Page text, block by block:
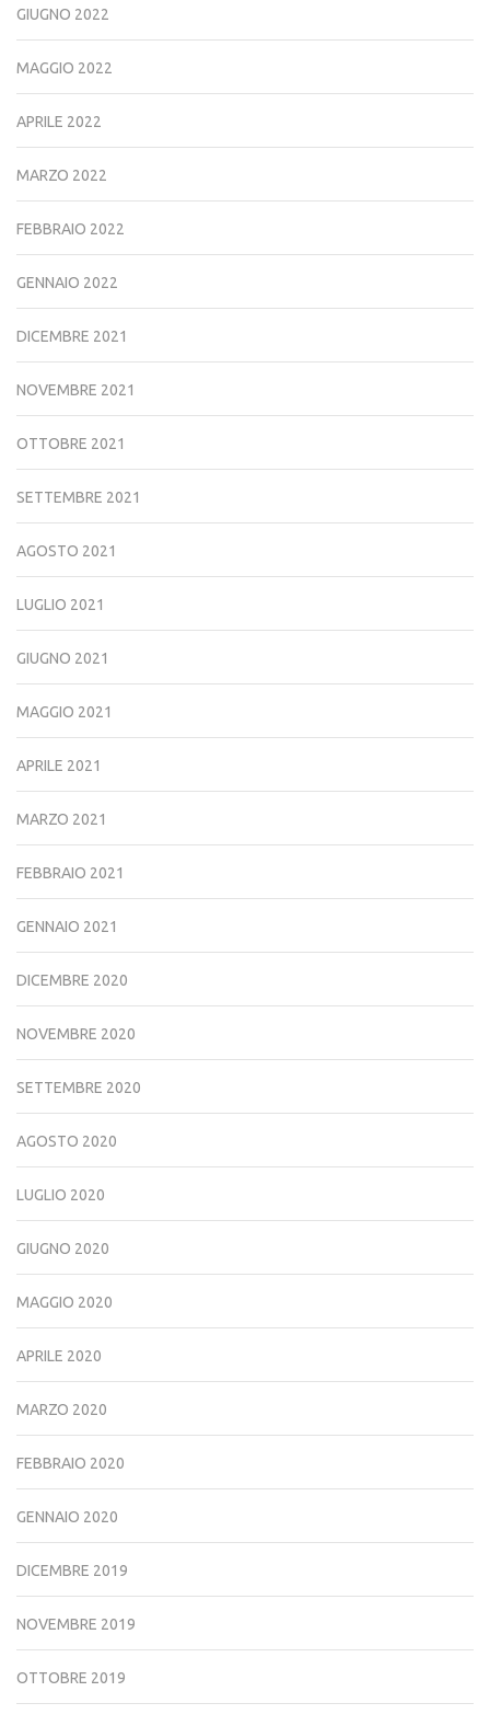
GIUGNO 2022
MAGGIO 2022
APRILE 2022
MARZO 2022
FEBBRAIO 2022
GENNAIO 2022
DICEMBRE 2021
NOVEMBRE 2021
OTTOBRE 2021
SETTEMBRE 2021
AGOSTO 2021
LUGLIO 2021
GIUGNO 2021
MAGGIO 2021
APRILE 2021
MARZO 2021
FEBBRAIO 2021
GENNAIO 2021
DICEMBRE 2020
NOVEMBRE 2020
SETTEMBRE 2020
AGOSTO 2020
LUGLIO 2020
GIUGNO 2020
MAGGIO 2020
APRILE 2020
MARZO 2020
FEBBRAIO 2020
GENNAIO 2020
DICEMBRE 2019
NOVEMBRE 2019
OTTOBRE 2019